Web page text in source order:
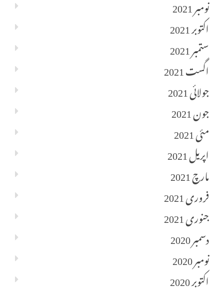
نومبر 2021
اکتوبر 2021
ستمبر 2021
اگست 2021
جولائی 2021
جون 2021
مئی 2021
اپریل 2021
مارچ 2021
فروری 2021
جنوری 2021
دسمبر 2020
نومبر 2020
اکتوبر 2020